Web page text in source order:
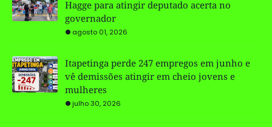
Hagge para atingir deputado acerta no
governador
agosto 01, 2026
Itapetinga perde 247 empregos em junho e
vê demissões atingir em cheio jovens e
mulheres
julho 30, 2026